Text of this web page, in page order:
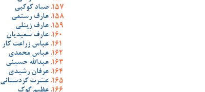
صیاد کوکبی
عارف رستمی
عارف زینلی
عارف سعیدیان
عباس زراعت کار
عباس محمدی
عبدالله حسینی
عرفان رشیدی
عشرت کردستانی
عظیم گوک